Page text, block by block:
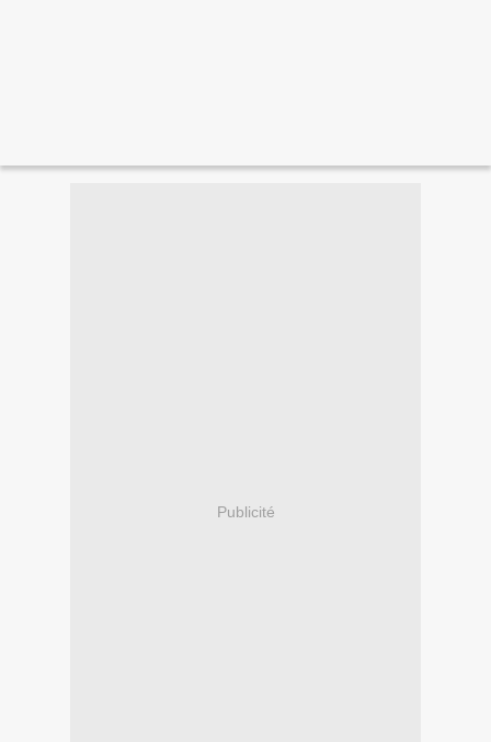
Publicité